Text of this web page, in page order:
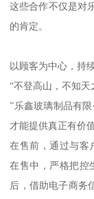
这些合作不仅是对
的肯定。
以顾客为中心，持
“不登高山，不知天
”乐鑫玻璃制品有
才能提供真正有价
在售前，通过与客
在售中，严格把控
后，借助电子商务